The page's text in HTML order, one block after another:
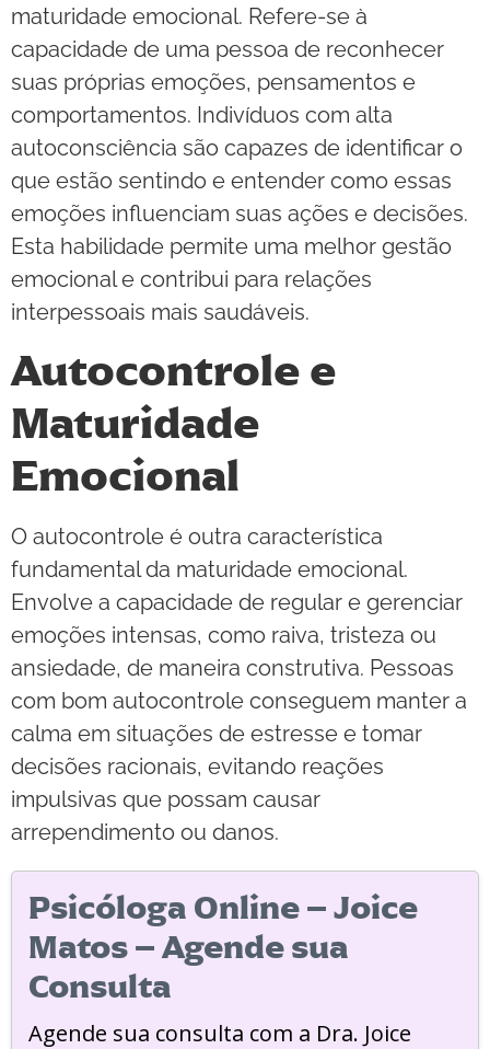
maturidade emocional. Refere-se à
capacidade de uma pessoa de reconhecer
suas próprias emoções, pensamentos e
comportamentos. Indivíduos com alta
autoconsciência são capazes de identificar o
que estão sentindo e entender como essas
emoções influenciam suas ações e decisões.
Esta habilidade permite uma melhor gestão
emocional e contribui para relações
interpessoais mais saudáveis.
Autocontrole e
Maturidade
Emocional
O autocontrole é outra característica
fundamental da maturidade emocional.
Envolve a capacidade de regular e gerenciar
emoções intensas, como raiva, tristeza ou
ansiedade, de maneira construtiva. Pessoas
com bom autocontrole conseguem manter a
calma em situações de estresse e tomar
decisões racionais, evitando reações
impulsivas que possam causar
arrependimento ou danos.
Psicóloga Online – Joice
Matos – Agende sua
Consulta
Agende sua consulta com a Dra. Joice